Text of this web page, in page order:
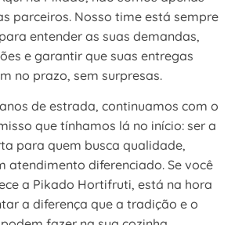
parceiros. Nosso time está sempre
entender as suas demandas,
e garantir que suas entregas
no prazo, sem surpresas.
de estrada, continuamos com o
que tínhamos lá no início: ser a
para quem busca qualidade,
atendimento diferenciado. Se você
a Pikado Hortifruti, está na hora
a diferença que a tradição e o